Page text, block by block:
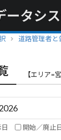
ータシ
道路管理者と
【エリア=
開始／廃止